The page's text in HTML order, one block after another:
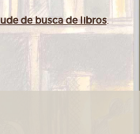
de busca de libros.